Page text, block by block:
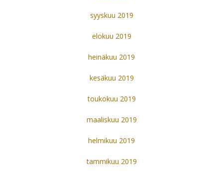
syyskuu 2019
elokuu 2019
heinäkuu 2019
kesäkuu 2019
toukokuu 2019
maaliskuu 2019
helmikuu 2019
tammikuu 2019